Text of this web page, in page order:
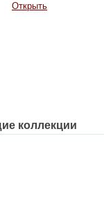
Открыть
коллекции